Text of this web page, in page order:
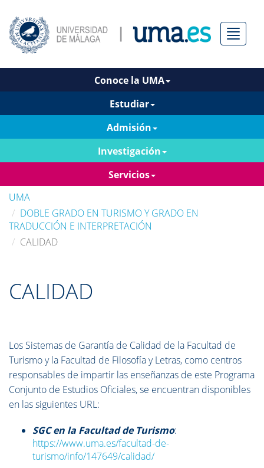
Menú
Conoce la UMA
Estudiar
Admisión
Investigación
Servicios
UMA
DOBLE GRADO EN TURISMO Y GRADO EN
TRADUCCIÓN E INTERPRETACIÓN
CALIDAD
CALIDAD
Los Sistemas de Garantía de Calidad de la Facultad de
Turismo y la Facultad de Filosofía y Letras, como centros
responsables de impartir las enseñanzas de este Programa
Conjunto de Estudios Oficiales, se encuentran disponibles
en las siguientes URL:
SGC en la Facultad de Turismo:
https://www.uma.es/facultad-de-
turismo/info/147649/calidad/